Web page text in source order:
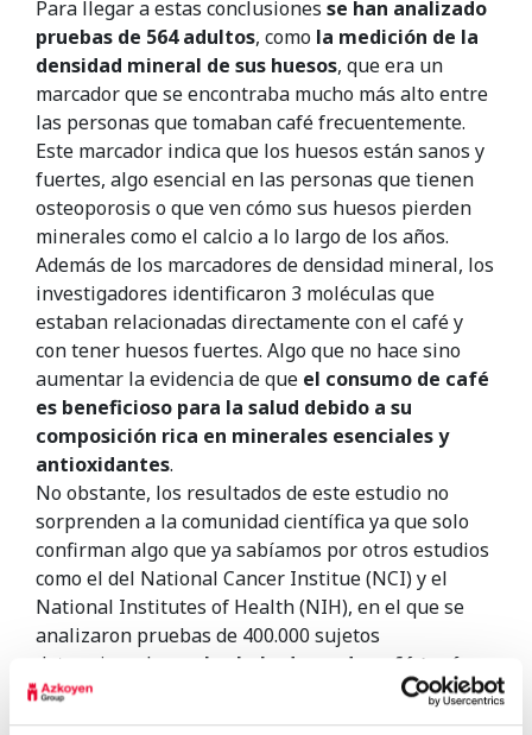
Para llegar a estas conclusiones se han analizado
pruebas de 564 adultos, como la medición de la
densidad mineral de sus huesos, que era un
marcador que se encontraba mucho más alto entre
las personas que tomaban café frecuentemente.
Este marcador indica que los huesos están sanos y
fuertes, algo esencial en las personas que tienen
osteoporosis o que ven cómo sus huesos pierden
minerales como el calcio a lo largo de los años.
Además de los marcadores de densidad mineral, los
investigadores identificaron 3 moléculas que
estaban relacionadas directamente con el café y
con tener huesos fuertes. Algo que no hace sino
aumentar la evidencia de que el consumo de café
es beneficioso para la salud debido a su
composición rica en minerales esenciales y
antioxidantes.
No obstante, los resultados de este estudio no
sorprenden a la comunidad científica ya que solo
confirman algo que ya sabíamos por otros estudios
como el del National Cancer Institue (NCI) y el
National Institutes of Health (NIH), en el que se
analizaron pruebas de 400.000 sujetos
determinando que los bebedores de café tenían
menos enfermedades cerebrovasculares,
patologías cardíacas y menos diabetes.